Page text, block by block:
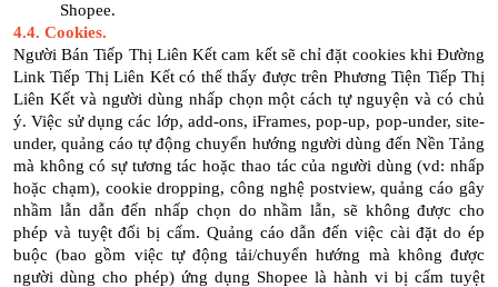
Shopee.
4.4. Cookies.
Người Bán Tiếp Thị Liên Kết cam kết sẽ chỉ đặt cookies khi Đường
Link Tiếp Thị Liên Kết có thể thấy được trên Phương Tiện Tiếp Thị
Liên Kết và người dùng nhấp chọn một cách tự nguyện và có chủ
ý. Việc sử dụng các lớp, add-ons, iFrames, pop-up, pop-under, site-
under, quảng cáo tự động chuyển hướng người dùng đến Nền Tảng
mà không có sự tương tác hoặc thao tác của người dùng (vd: nhấp
hoặc chạm), cookie dropping, công nghệ postview, quảng cáo gây
nhầm lẫn dẫn đến nhấp chọn do nhầm lẫn, sẽ không được cho
phép và tuyệt đối bị cấm. Quảng cáo dẫn đến việc cài đặt do ép
buộc (bao gồm việc tự động tải/chuyển hướng mà không được
người dùng cho phép) ứng dụng Shopee là hành vi bị cấm tuyệt